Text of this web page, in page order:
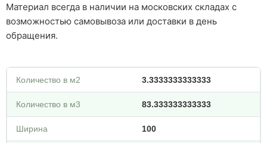
Материал всегда в наличии на московских складах с
возможностью самовывоза или доставки в день
обращения.
Количество в м2 3.3333333333333
Количество в м3 83.333333333333
Ширина 100